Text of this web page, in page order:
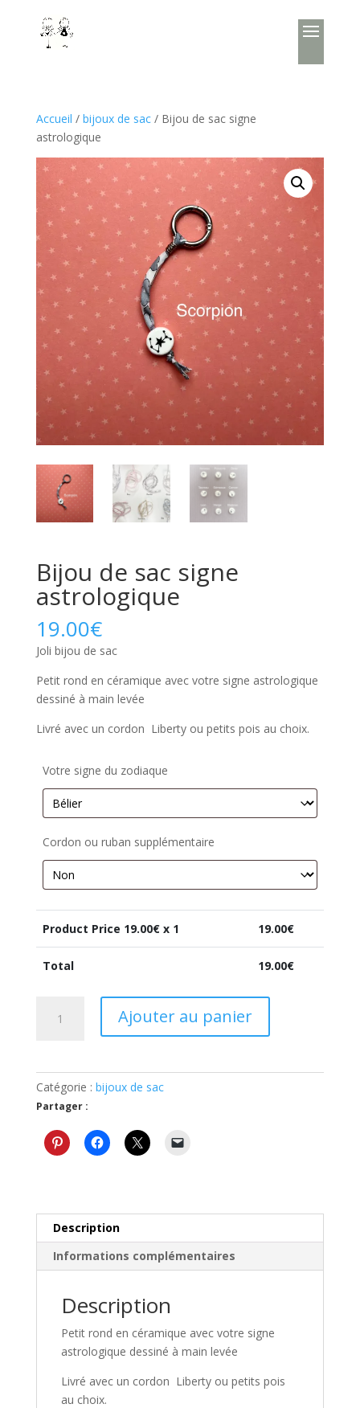
Accueil / bijoux de sac/ Bijou de sac signe
astrologique
Bijou de sac signe
astrologique
19.00€
Joli bijou de sac
Petit rond en céramique avec votre signe astrologique
dessiné à main levée
Livré avec un cordon Liberty ou petits pois au choix.
Votre signe du zodiaque
Cordon ou ruban supplémentaire
Product Price 19.00€ x 1 19.00€
Total 19.00€
signe
astrologique
Ajouter au panier
Catégorie : bijoux de sac
Partager :
Description
Informations complémentaires
Description
Petit rond en céramique avec votre signe
astrologique dessiné à main levée
Livré avec un cordon Liberty ou petits pois
au choix.